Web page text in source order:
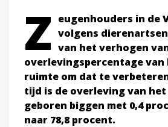
Z eugenhouders in de
volgens
van het verhogen
overlevingspercentage van
ruimte om dat te
tijd is de overleving van
geboren biggen met 0,4
naar 78,8 procent.